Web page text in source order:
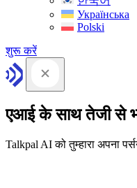
Українська
Polski
शुरू करें
एआई के साथ तेजी से
Talkpal AI को तुम्हारा अपना